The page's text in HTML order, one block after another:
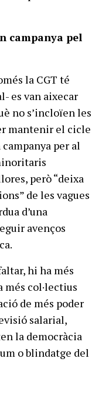
campanya pel
la CGT té
es van aixecar
no s’incloïen les
mantenir el cicle
per al
però “deixa
de les vagues
d’una
avenços
hi ha més
col·lectius
de més poder
salarial,
la democràcia
o blindatge del